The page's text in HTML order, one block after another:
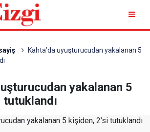
Kahta’da uyuşturucudan yakalanan 5
yakalanan 5
tutuklandı